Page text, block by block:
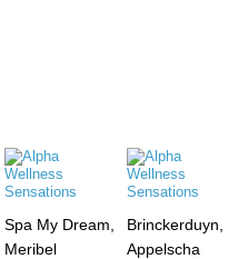
Spa My Dream,
Meribel
Brinckerduyn,
Appelscha